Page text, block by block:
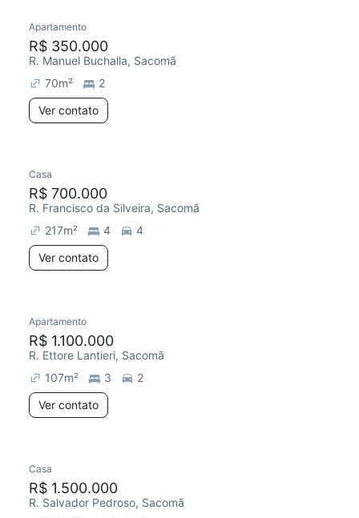
Apartamento
R$ 350.000
R. Manuel Buchalla, Sacomã
70m²
2
Ver contato
Casa
R$ 700.000
R. Francisco da Silveira, Sacomã
217m² 4
4
Ver contato
Apartamento
R$ 1.100.000
R. Ettore Lantieri, Sacomã
107m² 3
2
Ver contato
Casa
R$ 1.500.000
R. Salvador Pedroso, Sacomã